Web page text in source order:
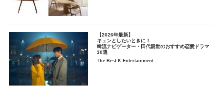
【2026年最新】
キュンとしたいときに！
韓流ナビゲーター・田代親世のおすすめ恋愛ドラマ
30選
The Best K-Entertainment